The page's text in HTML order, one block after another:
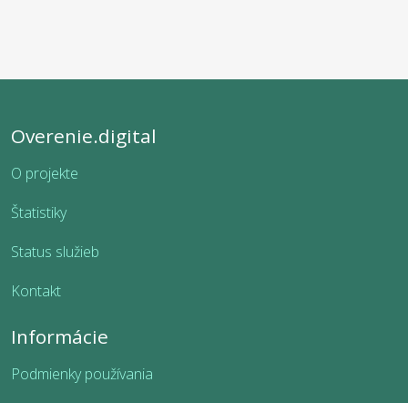
Overenie.digital
O projekte
Štatistiky
Status služieb
Kontakt
Informácie
Podmienky používania